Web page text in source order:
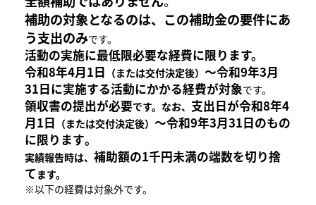
補助の対象となるのは、 この補助金の要件にあ
う支出のみです。
活動の実施に最低限必要な経費に限ります。
令和8年4月1日 （または交付決定後） ～令和9年3月
31日に実施する活動にかかる経費が対象です。
領収書の提出が必要です。なお、 支出日が令和8年4
月1日 （または交付決定後） ～令和9年3月31日のもの
に限ります。
実績報告時は、​ 補助額の1千円未満の端数を切り捨
て ます。​
※以下の経費は対象外です。